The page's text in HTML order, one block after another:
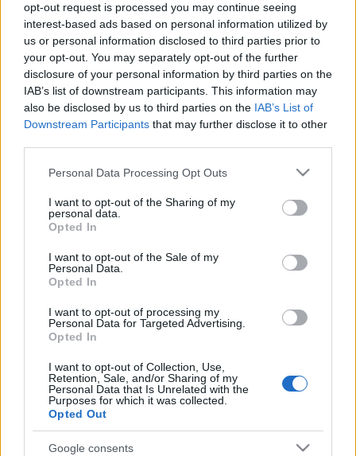
opt-out request is processed you may continue seeing
interest-based ads based on personal information utilized by
us or personal information disclosed to third parties prior to
your opt-out. You may separately opt-out of the further
disclosure of your personal information by third parties on the
IAB’s list of downstream participants. This information may
also be disclosed by us to third parties on the IAB’s List of
Downstream Participants that may further disclose it to other
Please note that this website/app uses one or more Google
not limited to your visit or usage behaviour. You may click to
grant or deny consent to Google and its third-party tags to
use your data for below specified purposes in below Google
consent section.
Personal Data Processing Opt Outs
I want to opt-out of the Sharing of my
personal data.
Opted In
I want to opt-out of the Sale of my
Personal Data.
Opted In
I want to opt-out of processing my
Personal Data for Targeted Advertising.
Opted In
I want to opt-out of Collection, Use,
Retention, Sale, and/or Sharing of my
Personal Data that Is Unrelated with the
Purposes for which it was collected.
Opted Out
Google consents
Goldenblog 2008
Kelle Botond•2008. augusztus 08.
A Bűvész blogot beválogatták a hvg Goldenblog
versenyének döntőjébe a hírblogok közé (a döntőbe
került blogok listája itt). És ugyan nem került be a
legjobb 10-be, de 3 zsűritag egyike a 2. legjobb
hírblognak tartotta a Bűvész blogot (alább…
Csak 18 éven felülieknek!
Kelle Botond• 2008. augusztus 07.
Úgy gondolom, hogy az alábbiakhoz nem nagyon
kell semmit hozzáfűzni:Egy friss hír az Ellusionist
csütörtökön Maryville-i otthonában nagy dobásra
készült. Vásárolt csomó Flash papert (piropapír) és